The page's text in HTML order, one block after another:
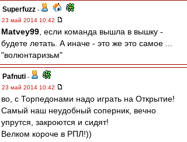
Superfuzz -
23 май 2014 10:42
Matvey99 , если команда вышла в вышку -
будете летать. А иначе - это же это самое ...
"волюнтаризьм"
Pafnuti -
23 май 2014 10:42
во, с Торпедонами надо играть на Открытие!
Самый наш неудобный соперник, вечно
упрутся, закроются и сидят!
Велком короче в РПЛ!))